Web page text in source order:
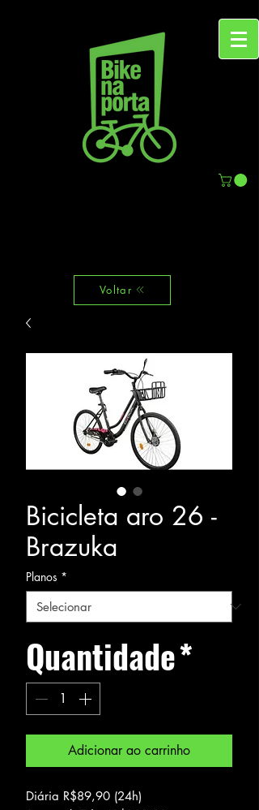
Voltar
Bicicleta aro 26 -
Brazuka
Planos *
Quantidade*
Adicionar ao carrinho
Diária R$89,90 (24h)